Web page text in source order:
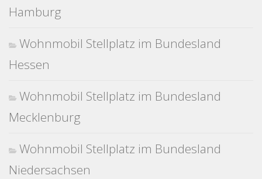
Hamburg
Wohnmobil Stellplatz im Bundesland
Hessen
Wohnmobil Stellplatz im Bundesland
Mecklenburg
Wohnmobil Stellplatz im Bundesland
Niedersachsen